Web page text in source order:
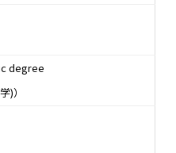
degree
)）